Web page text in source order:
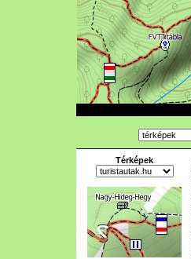
Térképek